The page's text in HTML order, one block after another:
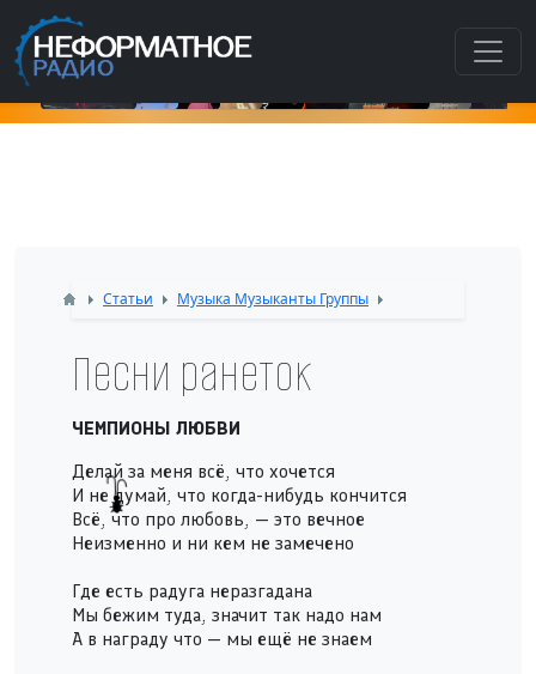
Как
Статьи Музыка Музыканты Группы
Песни ранеток
ЧЕМПИОНЫ ЛЮБВИ
Делай за меня всё, что хочется
И не думай, что когда-нибудь кончится
Всё, что про любовь, — это вечное
Неизменно и ни кем не замечено
Где есть радуга неразгадана
Мы бежим туда, значит так надо нам
А в награду что — мы ещё не знаем